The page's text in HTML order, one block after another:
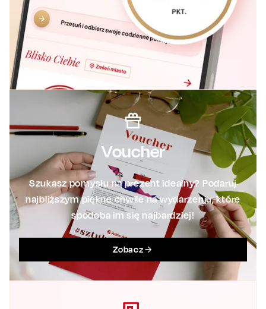
Voucher
Szukasz pomysłu na prezent idealny? Podaruj
najbliższym piękne chwile na wydarzeniu, które
spodoba im się najbardziej!
Zobacz